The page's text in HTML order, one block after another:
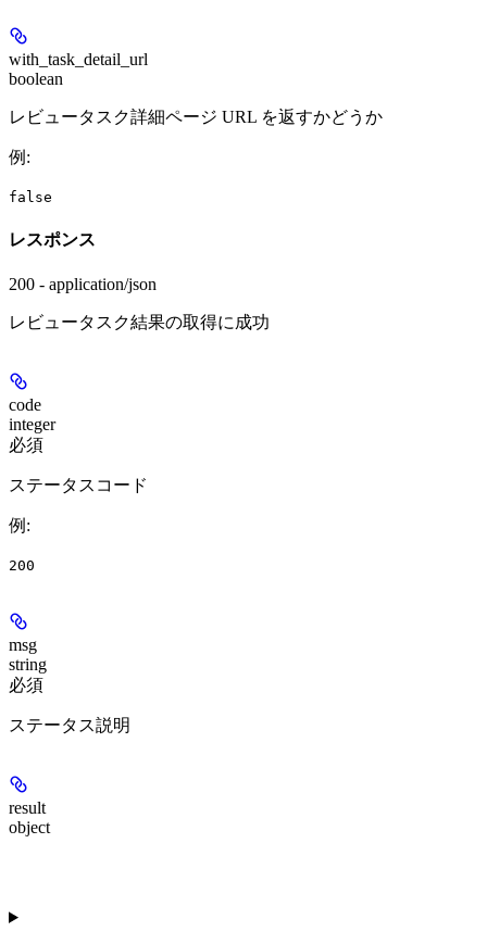
with_task_detail_url
boolean
レビュータスク詳細ページ URL を返すかどうか
例 :
false
レスポンス
200 - application/json
レビュータスク結果の取得に成功
code
integer
必須
ステータスコード
例 :
200
msg
string
必須
ステータス説明
result
object